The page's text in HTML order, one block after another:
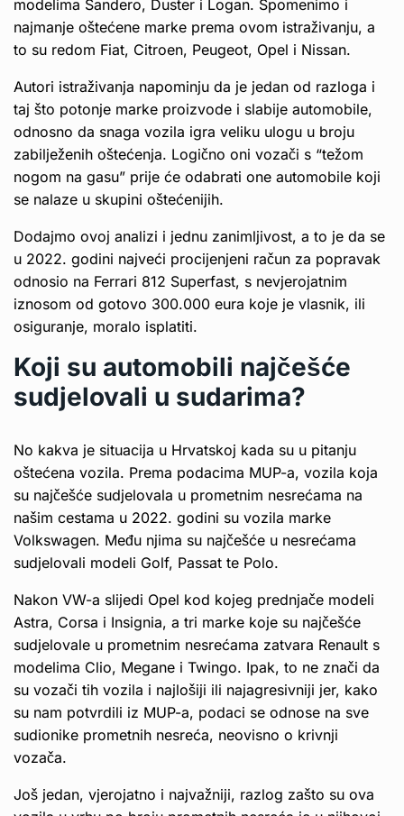
modelima Sandero, Duster i Logan. Spomenimo i
najmanje oštećene marke prema ovom istraživanju, a
to su redom Fiat, Citroen, Peugeot, Opel i Nissan.
Autori istraživanja napominju da je jedan od razloga i
taj što potonje marke proizvode i slabije automobile,
odnosno da snaga vozila igra veliku ulogu u broju
zabilježenih oštećenja. Logično oni vozači s “težom
nogom na gasu” prije će odabrati one automobile koji
se nalaze u skupini oštećenijih.
Dodajmo ovoj analizi i jednu zanimljivost, a to je da se
u 2022. godini najveći procijenjeni račun za popravak
odnosio na Ferrari 812 Superfast, s nevjerojatnim
iznosom od gotovo 300.000 eura koje je vlasnik, ili
osiguranje, moralo isplatiti.
Koji su automobili najčešće
sudjelovali u sudarima?
No kakva je situacija u Hrvatskoj kada su u pitanju
oštećena vozila. Prema podacima MUP-a, vozila koja
su najčešće sudjelovala u prometnim nesrećama na
našim cestama u 2022. godini su vozila marke
Volkswagen. Među njima su najčešće u nesrećama
sudjelovali modeli Golf, Passat te Polo.
Nakon VW-a slijedi Opel kod kojeg prednjače modeli
Astra, Corsa i Insignia, a tri marke koje su najčešće
sudjelovale u prometnim nesrećama zatvara Renault s
modelima Clio, Megane i Twingo. Ipak, to ne znači da
su vozači tih vozila i najlošiji ili najagresivniji jer, kako
su nam potvrdili iz MUP-a, podaci se odnose na sve
sudionike prometnih nesreća, neovisno o krivnji
vozača.
Još jedan, vjerojatno i najvažniji, razlog zašto su ova